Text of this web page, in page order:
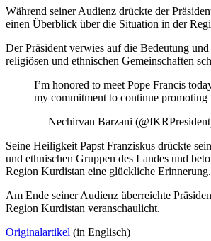
Während seiner Audienz drückte der
einen Überblick über die Situation in der
Der Präsident verwies auf die Bedeutung
religiösen und ethnischen Gemeinschaften
I’m honored to meet Pope Francis
my commitment to continue
— Nechirvan Barzani
Seine Heiligkeit Papst Franziskus drückte
und ethnischen Gruppen des Landes und
Region Kurdistan eine glückliche Erinnerung.
Am Ende seiner Audienz überreichte
Region Kurdistan veranschaulicht.
Originalartikel (in Englisch)